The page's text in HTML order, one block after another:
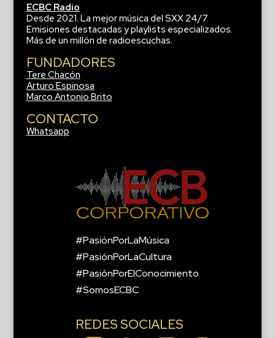
ECBC Radio
Desde 2021. La mejor música del SXX 24/7.
Emisiones destacadas y playlists especializados.
Más de un millón de radioescuchas.
FUNDADORES
Tere Chacón
Arturo Espinosa
Marco Antonio Brito
CONTACTO
Whatsapp
#PasiónPorLaMúsica
#PasiónPorLaCultura
#PasiónPorElConocimiento
#SomosECBC
REDES SOCIALES